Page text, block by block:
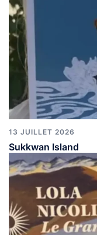
13 JUILLET 2026
Sukkwan Island